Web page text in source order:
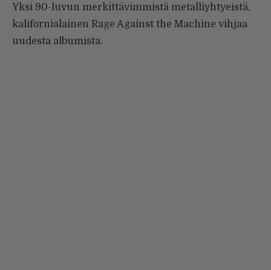
Yksi 90-luvun merkittävimmistä metalliyhtyeistä,
kalifornialainen Rage Against the Machine vihjaa
uudesta albumista.